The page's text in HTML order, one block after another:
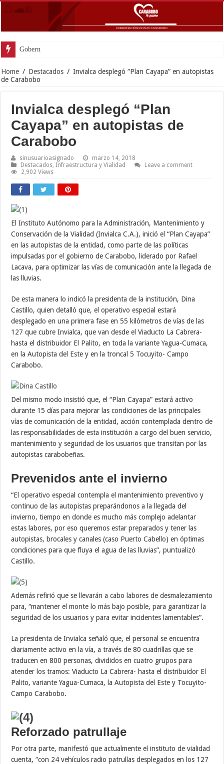
Gobernador Lacava anunci
Home / Destacados / Invialca desplegó “Plan Cayapa” en autopistas
de Carabobo
Invialca desplegó “Plan
Cayapa” en autopistas de
Carabobo
sinusuarioasignado
marzo 14, 2018
Destacados Infraestructura y Vialidad
Leave a comment
2,902 Views
El Instituto Autónomo para la Administración, Mantenimiento y
Conservación de la Vialidad (Invialca C.A.), inició el “Plan Cayapa”
en las autopistas de la entidad, como parte de las políticas
impulsadas por el gobierno de Carabobo, liderado por Rafael
Lacava, para optimizar las vías de comunicación ante la llegada de
las lluvias.
De esta manera lo indicó la presidenta de la institución, Dina
Castillo, quien detalló que, el operativo especial estará
desplegado en una primera fase en 55 kilómetros de vías de las
127 que cubre Invialca, que van desde el Viaducto La Cabrera-
hasta el distribuidor El Palito, en toda la variante Yagua-Cumaca,
en la Autopista del Este y en la troncal 5 Tocuyito- Campo
Carabobo.
Del mismo modo insistió que, el “Plan Cayapa” estará activo
durante 15 días para mejorar las condiciones de las principales
vías de comunicación de la entidad, acción contemplada dentro de
las responsabilidades de esta institución a cargo del buen servicio,
mantenimiento y seguridad de los usuarios que transitan por las
autopistas carabobeñas.
Prevenidos ante el invierno
“El operativo especial contempla el mantenimiento preventivo y
continuo de las autopistas preparándonos a la llegada del
invierno, tiempo en donde es mucho más complejo adelantar
estas labores, por eso queremos estar preparados y tener las
autopistas, brocales y canales (caso Puerto Cabello) en óptimas
condiciones para que fluya el agua de las lluvias”, puntualizó
Castillo.
Además refirió que se llevarán a cabo labores de desmalezamiento
para, “mantener el monte lo más bajo posible, para garantizar la
seguridad de los usuarios y para evitar incidentes lamentables”.
La presidenta de Invialca señaló que, el personal se encuentra
diariamente activo en la vía, a través de 80 cuadrillas que se
traducen en 800 personas, divididos en cuatro grupos para
atender los tramos: Viaducto La Cabrera- hasta el distribuidor El
Palito, variante Yagua-Cumaca, la Autopista del Este y Tocuyito-
Campo Carabobo.
Reforzado patrullaje
Por otra parte, manifestó que actualmente el instituto de vialidad
cuenta, “con 24 vehículos radio patrullas desplegados en los 127